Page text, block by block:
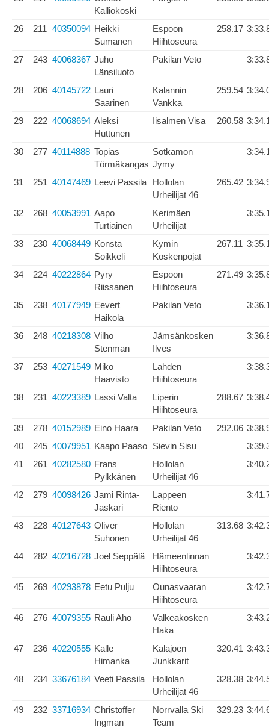
Kalliokoski
26 211 40350094 Heikki
Sumanen
Espoon
Hiihtoseura
258.17
27 243 40068367 Juho
Länsiluoto
Pakilan Veto
28 206 40145722 Lauri
Saarinen
Kalannin
Vankka
259.54
29 222 40068694 Aleksi
Huttunen
Iisalmen Visa 260.58
30 277 40114888 Topias
Törmäkangas
Sotkamon
Jymy
31 251 40147469 Leevi Passila
Hollolan
Urheilijat 46
265.42
32 268 40053991 Aapo
Turtiainen
Kerimäen
Urheilijat
33 230 40068449 Konsta
Soikkeli
Kymin
Koskenpojat
267.11
34 224 40222864 Pyry
Riissanen
Espoon
Hiihtoseura
271.49
35 238 40177949 Eevert
Haikola
Pakilan Veto
36 248 40218308 Vilho
Stenman
Jämsänkosken
Ilves
37 253 40271549 Miko
Haavisto
Lahden
Hiihtoseura
38 231 40223389 Lassi Valta
Liperin
Hiihtoseura
288.67
39 278 40152989 Eino Haara Pakilan Veto 292.06
40
245 40079951 Kaapo Paaso Sievin Sisu
41
261 40282580 Frans
Pylkkänen
Hollolan
Urheilijat 46
42 279 40098426 Jami Rinta-
Jaskari
Lappeen
Riento
43 228 40127643 Oliver
Suhonen
Hollolan
Urheilijat 46
313.68
44 282 40216728 Joel Seppälä
Hämeenlinnan
Hiihtoseura
45 269 40293878 Eetu Pulju
Ounasvaaran
Hiihtoseura
46 276 40079355 Rauli Aho
Valkeakosken
Haka
47 236 40220555 Kalle
Himanka
Kalajoen
Junkkarit
320.41
48 234 33676184 Veeti Passila
Hollolan
Urheilijat 46
328.38
49 232 33716934 Christoffer
Ingman
Norrvalla Ski
Team
329.23